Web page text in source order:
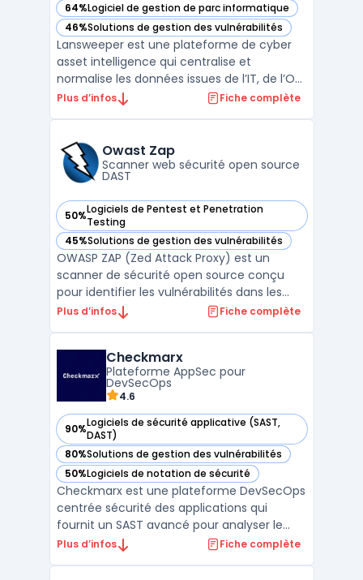
64%Logiciel de gestion de parc informatique
— voir Lansweeper dans cette catégorie
46%Solutions de gestion des vulnérabilités
— voir Lansweeper dans cette catégorie
Lansweeper est une plateforme de cyber
asset intelligence qui centralise et
normalise les données issues de l’IT, de l’OT,
du cloud et de l’IoT pour proposer une vue
organisations de maintenir l’inventaire de
leurs équipements à jour, ...
Plus d’infos Fiche complète
Owast Zap
Scanner web sécurité open source
DAST
50%Logiciels de Pentest et Penetration
Testing
— voir Owast Zap dans cette catégorie
45%Solutions de gestion des vulnérabilités
— voir Owast Zap dans cette catégorie
OWASP ZAP (Zed Attack Proxy) est un
scanner de sécurité open source conçu
pour identifier les vulnérabilités dans les
applications web. Développé par OWASP et
HTTP permettant aux testeurs d'inspecter
et de modifier le ...
Plus d’infos Fiche complète
Checkmarx
Plateforme AppSec pour
DevSecOps
4.6
90%Logiciels de sécurité applicative (SAST,
DAST)
— voir Checkmarx dans cette catégorie
80%Solutions de gestion des vulnérabilités
— voir Checkmarx dans cette catégorie
50%Logiciels de notation de sécurité
— voir Checkmarx dans cette catégorie
Checkmarx est une plateforme DevSecOps
centrée sécurité des applications qui
fournit un SAST avancé pour analyser le
code source non compilé et détecter les
Plus d’infos Fiche complète